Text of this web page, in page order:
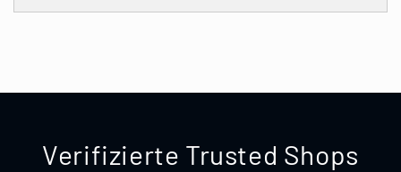
Verifizierte Trusted Shops